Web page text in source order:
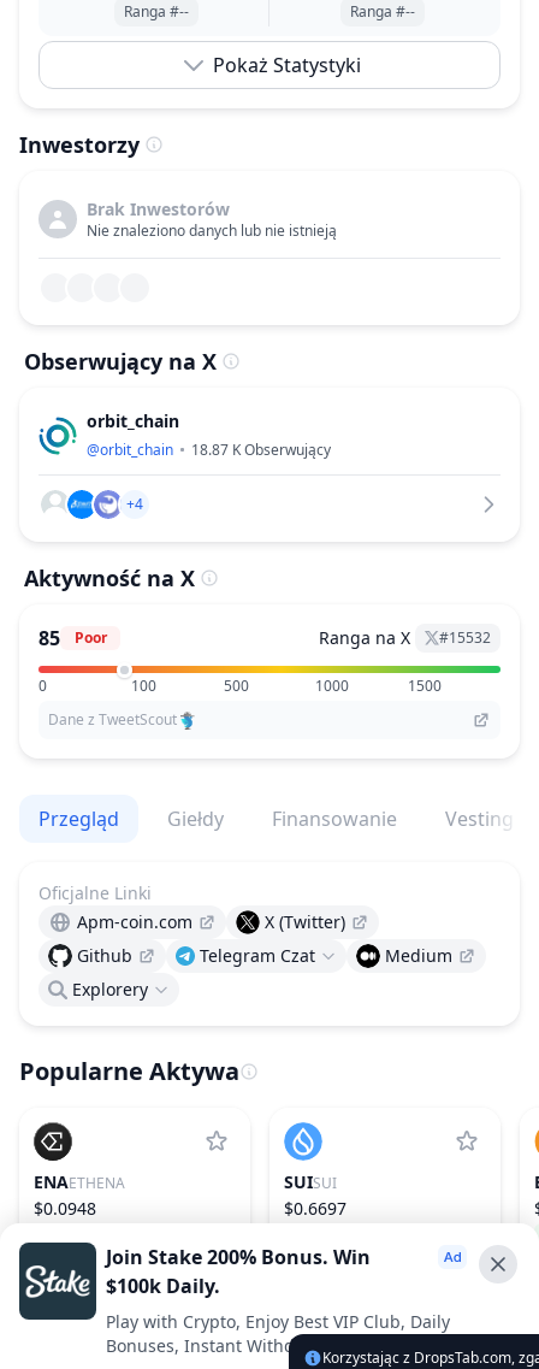
Ranga #-- Ranga #--
Pokaż Statystyki
Inwestorzy
Brak Inwestorów
Nie znaleziono danych lub nie istnieją
Obserwujący na X
orbit_chain
@orbit_chain 18.87 KObserwujący
+4
Aktywność na X
85 Poor Ranga na X #15532
0 100 500 1000
1500
Dane z TweetScout
Przegląd Giełdy Finansowanie Vesting
Oficjalne Linki
Apm-coin.com
X (Twitter)
Github
Telegram Czat
Medium
Explorery
Popularne Aktywa
ENAETHENA
$0.0948
SUISUI
$0.6697
Advertise With Us ⭐️
Interested in advertising? Reach us outKorzystając z DropsTab.com,
Join Stake 200% Bonus. Win
$100k Daily.
Play with Crypto, Enjoy Best VIP Club, Daily
Bonuses, Instant Withdrawals.